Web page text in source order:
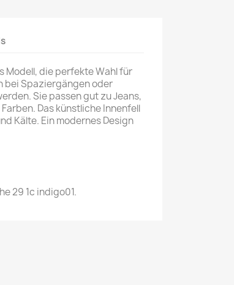
Modell, die perfekte Wahl für
bei Spaziergängen oder
Sie passen gut zu Jeans,
Das künstliche Innenfell
Kälte. Ein modernes Design
29 1c indigo01.